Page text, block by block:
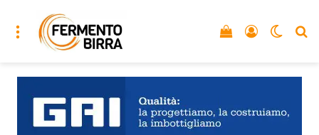
Menu Accedi
Vedi il carrello